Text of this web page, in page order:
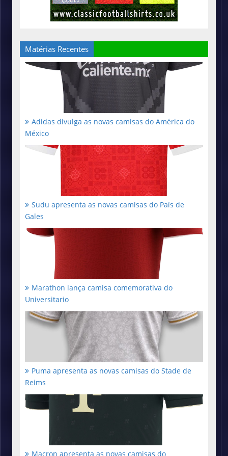
Matérias Recentes
Adidas divulga as novas camisas do América do
México
Sudu apresenta as novas camisas do País de
Gales
Marathon lança camisa comemorativa do
Universitario
Puma apresenta as novas camisas do Stade de
Reims
Macron apresenta as novas camisas do